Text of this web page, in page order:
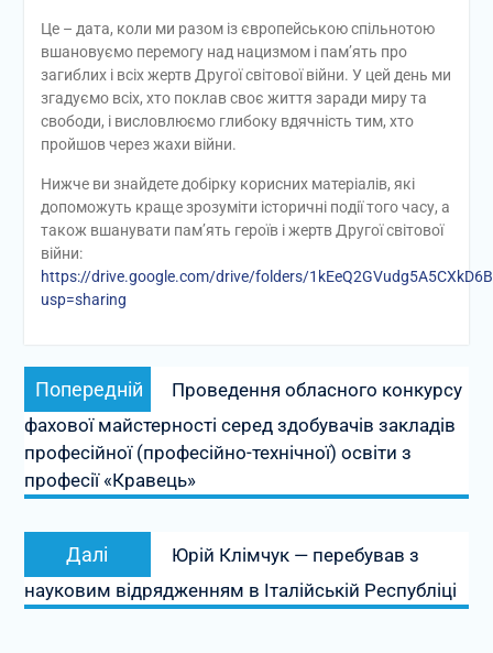
Це – дата, коли ми разом із європейською спільнотою
вшановуємо перемогу над нацизмом і пам’ять про
загиблих і всіх жертв Другої світової війни. У цей день ми
згадуємо всіх, хто поклав своє життя заради миру та
свободи, і висловлюємо глибоку вдячність тим, хто
пройшов через жахи війни.
Нижче ви знайдете добірку корисних матеріалів, які
допоможуть краще зрозуміти історичні події того часу, а
також вшанувати пам’ять героїв і жертв Другої світової
війни:
https://drive.google.com/drive/folders/
usp=sharing
Навігація
записів
Попередній
запис:
Проведення обласного конкурсу
фахової майстерності серед здобувачів закладів
професійної (професійно-технічної) освіти з
професії «Кравець»
Далі
Наступний
запис:
Юрій Клімчук — перебував з
науковим відрядженням в Італійській Республіці